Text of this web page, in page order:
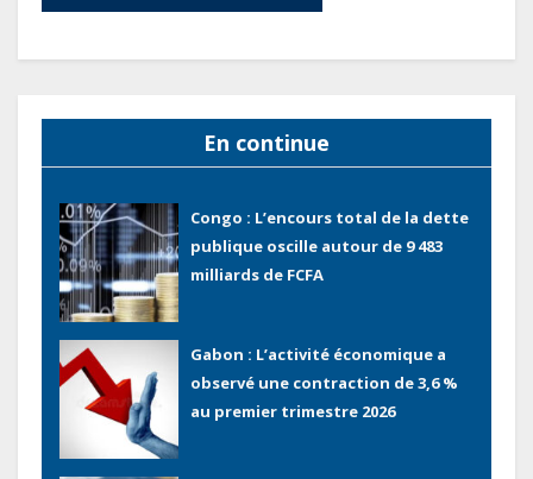
En continue
pays
Tchad : Le gouvernement renforce
publiques avec 3 000 nouveaux
terminaux de paiement
électronique
Congo : L’encours total de la dette
publique oscille autour de 9 483
milliards de FCFA
Gabon : L’activité économique a
observé une contraction de 3,6 %
au premier trimestre 2026